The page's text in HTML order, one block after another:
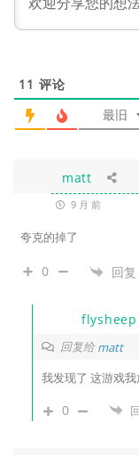
11 评论
最旧
matt
9 月 前
夸克的掉了
0 回复
flysheep
回复给matt
我发现了 这游戏
0